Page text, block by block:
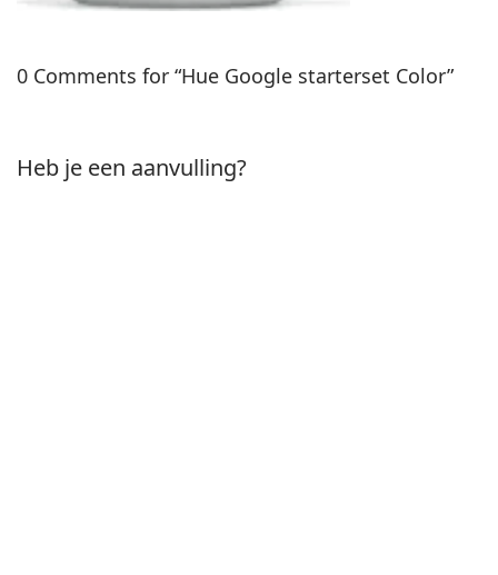
0 Comments for “Hue Google starterset Color”
Heb je een aanvulling?